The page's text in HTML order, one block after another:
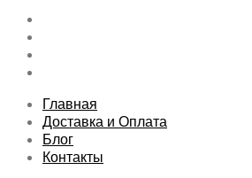
Skip
content
Главная
Доставка и Оплата
Блог
Контакты